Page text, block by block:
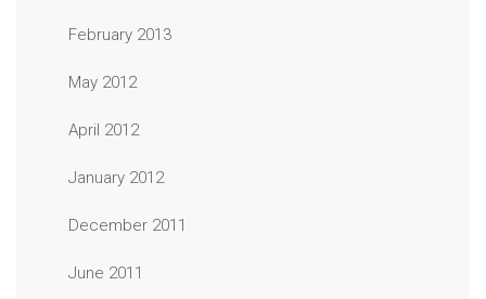
February 2013
May 2012
April 2012
January 2012
December 2011
June 2011